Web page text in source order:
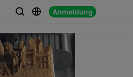
  Anmeldung